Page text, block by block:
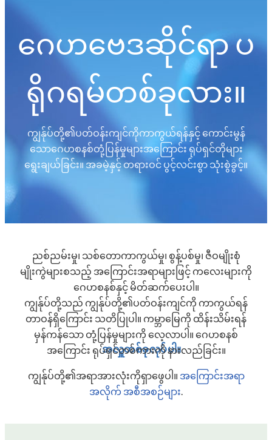
အလှူတစ်ခုလုပ်ပါ။
ဂေဟဗေဒဆိုင်ရာ ပ
ရိုဂရမ်တစ်ခုလား။
ကျွန်ုပ်တို့၏ပတ်ဝန်းကျင်ကိုကာကွယ်ရန်နှင့် ကောင်းမွန်
သောဂေဟစနစ်တုံ့ပြန်မှုများအကြောင်း ရုပ်ရှင်တိုများ
ရွေးချယ်ခြင်း။ အခမဲ့နှင့် တရားဝင် ပွင့်လင်းစွာ သုံးစွဲခွင့်။
ညစ်ညမ်းမှု၊ သစ်တောကာကွယ်မှု၊ စွန့်ပစ်မှု၊ ဇီဝမျိုးစုံ
မျိုးကွဲများစသည့် အကြောင်းအရာများဖြင့် ကလေးများကို
ဂေဟစနစ်နှင့် မိတ်ဆက်ပေးပါ။
ကျွန်ုပ်တို့သည် ကျွန်ုပ်တို့၏ပတ်ဝန်းကျင်ကို ကာကွယ်ရန်
တာဝန်ရှိကြောင်း သတိပြုပါ။ ကမ္ဘာမြေကို ထိန်းသိမ်းရန်
မှန်ကန်သော တုံ့ပြန်မှုများကို လေ့လာပါ။ ဂေဟစနစ်
အကြောင်း ရုပ်ရှင်တစ်ကားကို နားလည်ခြင်း။
ကျွန်ုပ်တို့၏အရာအားလုံးကိုရှာဖွေပါ။ အကြောင်းအရာ
အလိုက် အစီအစဉ်များ.